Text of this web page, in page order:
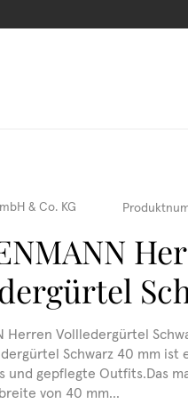
& Co. KG
Herren Vollledergürtel
Schwarz 40 mm ist
und gepflegte Outfits.Das
von 40 mm...